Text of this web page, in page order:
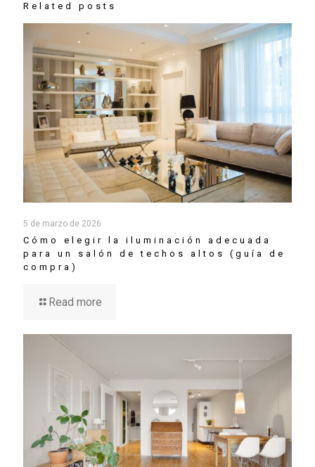
Related posts
5 de marzo de 2026
Cómo elegir la iluminación adecuada
para un salón de techos altos (guía de
compra)
Read more